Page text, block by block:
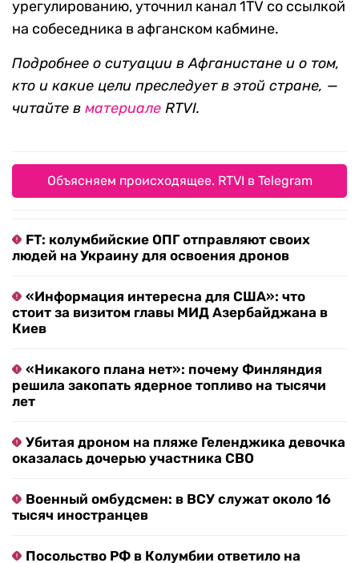
урегулированию, уточнил канал 1TV со ссылкой
на собеседника в афганском кабмине.
Подробнее о ситуации в Афганистане и о том,
кто и какие цели преследует в этой стране, —
читайте в материале RTVI.
Объясняем происходящее. RTVI в Telegram
FT: колумбийские ОПГ отправляют своих
людей на Украину для освоения дронов
«Информация интересна для США»: что
стоит за визитом главы МИД Азербайджана в
Киев
«Никакого плана нет»: почему Финляндия
решила закопать ядерное топливо на тысячи
лет
Убитая дроном на пляже Геленджика девочка
оказалась дочерью участника СВО
Военный омбудсмен: в ВСУ служат около 16
тысяч иностранцев
Посольство РФ в Колумбии ответило на